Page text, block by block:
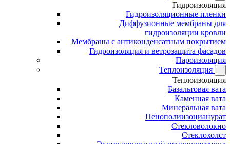
Гидроизоляция
Гидроизоляционные пленки
Диффузионные мембраны для
гидроизоляции кровли
Мембраны с антиконденсатным покрытием
Гидроизоляция и ветрозащита фасадов
Пароизоляция
Теплоизоляция
Теплоизоляция
Базальтовая вата
Каменная вата
Минеральная вата
Пенополиизоцианурат
Стекловолокно
Стеклохолст